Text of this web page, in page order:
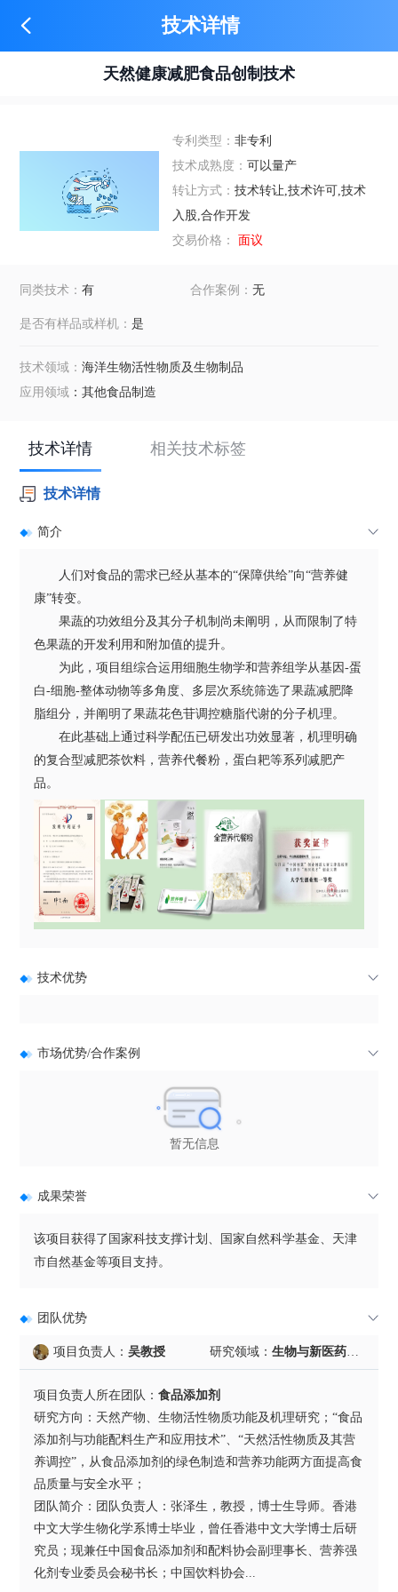
技术详情
天然健康减肥食品创制技术
专利类型：非专利
技术成熟度：可以量产
转让方式：技术转让,技术许可,技术
入股,合作开发
交易价格：
面议
同类技术：有 合作案例：无
是否有样品或样机：是
技术领域：海洋生物活性物质及生物制品
应用领域 ：其他食品制造
技术详情 相关技术标签
技术详情
简介
人们对食品的需求已经从基本的“保障供给”向“营养健
康”转变。
果蔬的功效组分及其分子机制尚未阐明，从而限制了特
色果蔬的开发利用和附加值的提升。
为此，项目组综合运用细胞生物学和营养组学从基因-蛋
白-细胞-整体动物等多角度、多层次系统筛选了果蔬减肥降
脂组分，并阐明了果蔬花色苷调控糖脂代谢的分子机理。
在此基础上通过科学配伍已研发出功效显著，机理明确
的复合型减肥茶饮料，营养代餐粉，蛋白耙等系列减肥产
品。
技术优势
市场优势/合作案例
暂无信息
成果荣誉
该项目获得了国家科技支撑计划、国家自然科学基金、天津
市自然基金等项目支持。
团队优势
项目负责人：吴教授 研究领域： 生物与新医药，资源与环境，现代农业
项目负责人所在团队：食品添加剂
研究方向：天然产物、生物活性物质功能及机理研究；“食品
添加剂与功能配料生产和应用技术”、“天然活性物质及其营
养调控”，从食品添加剂的绿色制造和营养功能两方面提高食
品质量与安全水平；
团队简介：团队负责人：张泽生，教授，博士生导师。香港
中文大学生物化学系博士毕业，曾任香港中文大学博士后研
究员；现兼任中国食品添加剂和配料协会副理事长、营养强
化剂专业委员会秘书长；中国饮料协会...